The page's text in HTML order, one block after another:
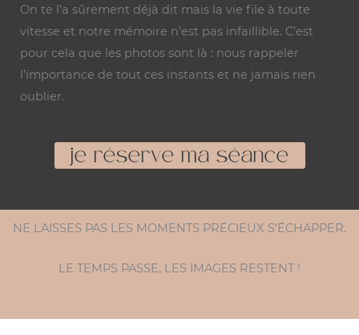
On te l’a sûrement déjà dit mais la vie file à toute
vitesse et notre mémoire n’est pas infaillible. C’est
pour cela que les photos sont là : nous rappeler
l’importance de tout ces instants et ne jamais rien
oublier.
je réserve ma séance
NE LAISSES PAS LES MOMENTS PRÉCIEUX S’ÉCHAPPER.
LE TEMPS PASSE, LES IMAGES RESTENT !